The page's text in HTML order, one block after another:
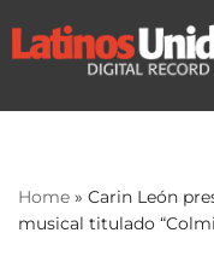
Skip
Home » Carin León
musical titulado